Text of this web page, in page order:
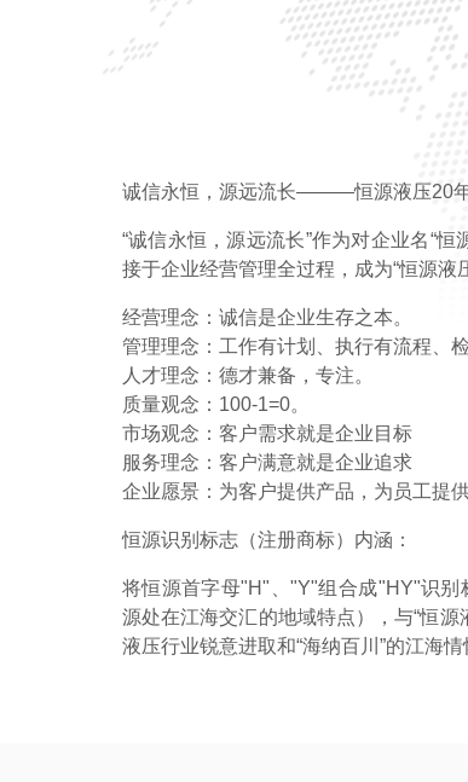
诚信永恒，源远流长———恒源液压20
“诚信永恒，源远流长”作为对企业名“
接于企业经营管理全过程，成为“恒源液
经营理念：诚信是企业生存之本。
管理理念：工作有计划、执行有流程、
人才理念：德才兼备，专注。
质量观念：100-1=0。
市场观念：客户需求就是企业目标
服务理念：客户满意就是企业追求
企业愿景：为客户提供产品，为员工提供
恒源识别标志（注册商标）内涵：
将恒源首字母"H"、"Y"组合成"HY"识
源处在江海交汇的地域特点），与“恒
液压行业锐意进取和“海纳百川”的江海情